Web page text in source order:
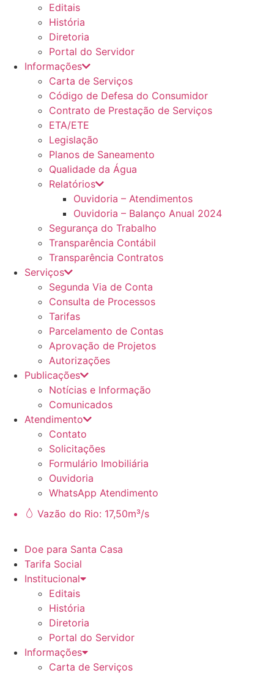
Editais
História
Diretoria
Portal do Servidor
Informações
Carta de Serviços
Código de Defesa do Consumidor
Contrato de Prestação de Serviços
ETA/ETE
Legislação
Planos de Saneamento
Qualidade da Água
Relatórios
Ouvidoria – Atendimentos
Ouvidoria – Balanço Anual 2024
Segurança do Trabalho
Transparência Contábil
Transparência Contratos
Serviços
Segunda Via de Conta
Consulta de Processos
Tarifas
Parcelamento de Contas
Aprovação de Projetos
Autorizações
Publicações
Notícias e Informação
Comunicados
Atendimento
Contato
Solicitações
Formulário Imobiliária
Ouvidoria
WhatsApp Atendimento
Vazão do Rio: 17,50m³/s
Doe para Santa Casa
Tarifa Social
Institucional
Editais
História
Diretoria
Portal do Servidor
Informações
Carta de Serviços